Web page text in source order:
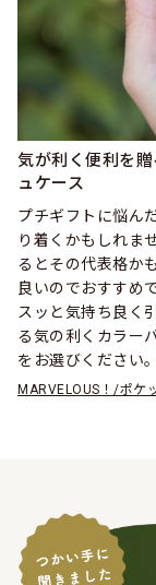
気が利く便利を
ュケース
プチギフトに悩ん
り着くかもしれま
るとその代表格か
良いのでおすすめ
スッと気持ち良く
る気の利くカラー
をお選びください。
MARVELOUS！/ポケ